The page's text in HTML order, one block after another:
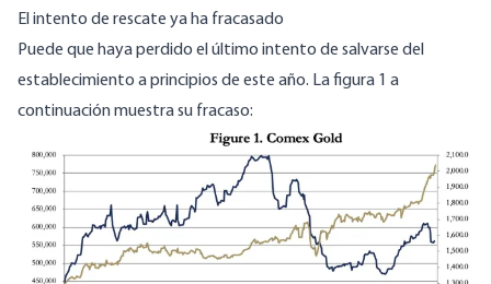
El intento de rescate ya ha fracasado
Puede que haya perdido el último intento de salvarse del
establecimiento a principios de este año. La figura 1 a
continuación muestra su fracaso: